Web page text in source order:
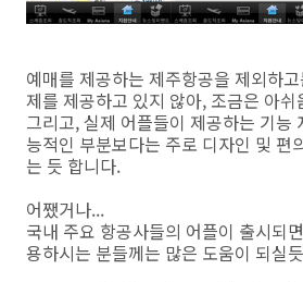
예매를 제공하는 제주항공을 제외하
제를 제공하고 있지 않아, 조금은 아
그리고, 실제 어플들이 제공하는 기능
능적인 부분보다는 주로 디자인 및 편
는 듯 합니다.
어쨌거나...
국내 주요 항공사들의 어플이 출시되
용하시는 분들께는 많은 도움이 되실